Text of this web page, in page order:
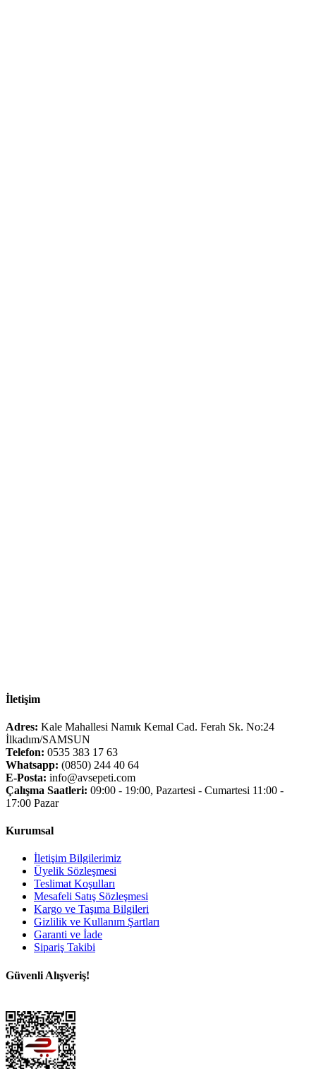
İletişim
Adres: Kale Mahallesi Namık Kemal Cad. Ferah Sk. No:24
İlkadım/SAMSUN
Telefon: 0535 383 17 63
Whatsapp: (0850) 244 40 64
E-Posta: info@avsepeti.com
Çalışma Saatleri: 09:00 - 19:00, Pazartesi - Cumartesi 11:00 -
17:00 Pazar
Kurumsal
İletişim Bilgilerimiz
Üyelik Sözleşmesi
Teslimat Koşulları
Mesafeli Satış Sözleşmesi
Kargo ve Taşıma Bilgileri
Gizlilik ve Kullanım Şartları
Garanti ve İade
Sipariş Takibi
Güvenli Alışveriş!